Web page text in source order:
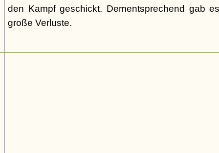
den Kampf geschickt. Dementsprechend gab
große Verluste.